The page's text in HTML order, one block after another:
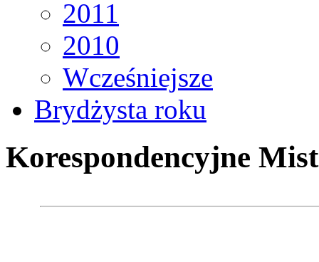
2011
2010
Wcześniejsze
Brydżysta roku
Korespondencyjne